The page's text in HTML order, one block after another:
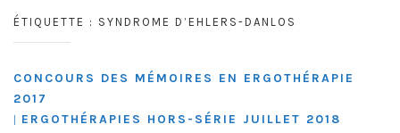
ÉTIQUETTE : SYNDROME D’EHLERS-DANLOS
CONCOURS DES MÉMOIRES EN ERGOTHÉRAPIE
2017
| ERGOTHÉRAPIES HORS-SÉRIE JUILLET 2018